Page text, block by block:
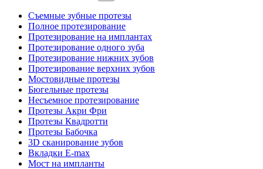
Съемные зубные протезы
Полное протезирование
Протезирование на имплантах
Протезирование одного зуба
Протезирование нижних зубов
Протезирование верхних зубов
Мостовидные протезы
Бюгельные протезы
Несъемное протезирование
Протезы Акри Фри
Протезы Квадротти
Протезы Бабочка
3D сканирование зубов
Вкладки E-max
Мост на импланты